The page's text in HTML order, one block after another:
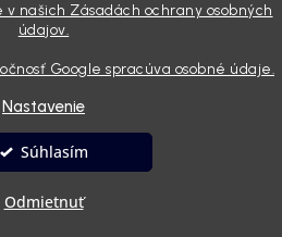
našich Zásadách ochrany osobných
údajov.
Google spracúva osobné údaje.
Nastavenie
Odmietnuť
Súhlasím
. Všetky práva vyhradené.Upraviť
cookies